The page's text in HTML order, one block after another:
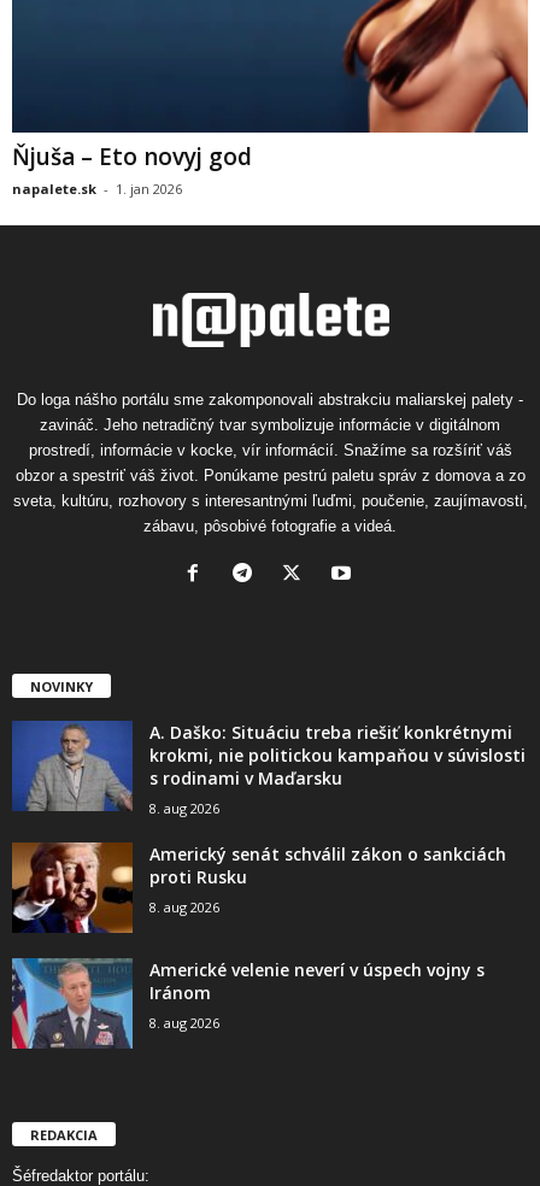
Ňjuša – Eto novyj god
napalete.sk - 1. jan 2026
Do loga nášho portálu sme zakomponovali abstrakciu maliarskej palety -
zavináč. Jeho netradičný tvar symbolizuje informácie v digitálnom
prostredí, informácie v kocke, vír informácií. Snažíme sa rozšíriť váš
obzor a spestriť váš život. Ponúkame pestrú paletu správ z domova a zo
sveta, kultúru, rozhovory s interesantnými ľuďmi, poučenie, zaujímavosti,
zábavu, pôsobivé fotografie a videá.
NOVINKY
A. Daško: Situáciu treba riešiť konkrétnymi
krokmi, nie politickou kampaňou v súvislosti
s rodinami v Maďarsku
8. aug 2026
Americký senát schválil zákon o sankciách
proti Rusku
8. aug 2026
Americké velenie neverí v úspech vojny s
Iránom
8. aug 2026
REDAKCIA
Šéfredaktor portálu: